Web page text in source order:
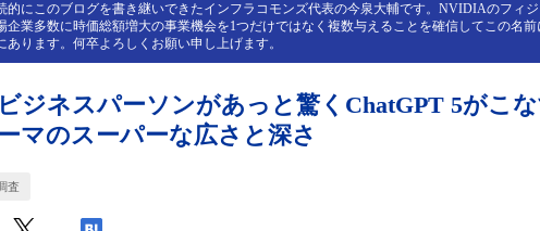
的にこのブログを書き継いできたインフラコモンズ代表の今泉大輔です。NVIDIAのフィ
企業多数に時価総額増大の事業機会を1つだけではなく複数与えることを確信してこの名前
あります。何卒よろしくお願い申し上げます。
ジネスパーソンがあっと驚くChatGPT 5がこ
マのスーパーな広さと深さ
査